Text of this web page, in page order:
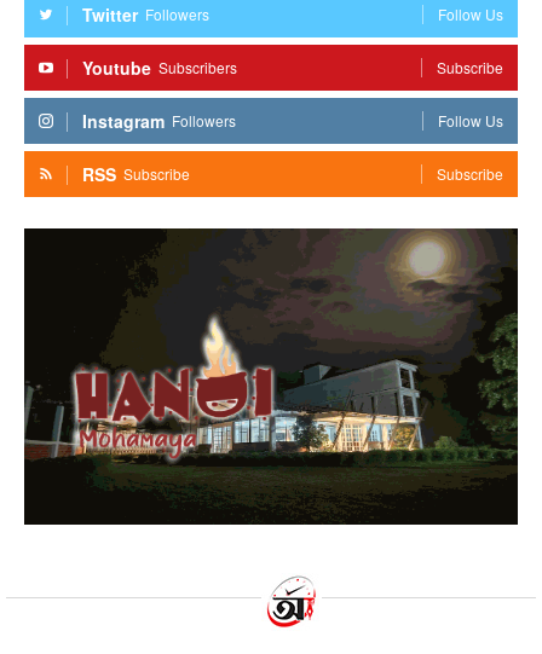
Twitter Followers Follow Us
Youtube Subscribers Subscribe
Instagram Followers Follow Us
RSS Subscribe Subscribe